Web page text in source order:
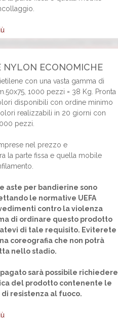
NYLON ECONOMICHE
con una vasta gamma di
1000 pezzi = 38 Kg. Pronta
disponibili con ordine minimo
realizzabili in 20 giorni con
pezzi.
nel prezzo e
la parte fissa e quella mobile
aste per bandierine sono
le normative UEFA
contro la violenza
di ordinare questo prodotto
di tale requisito. Eviterete
coreografia che non potrà
nello stadio.
sarà possibile richiedere
del prodotto contenente le
resistenza al fuoco.